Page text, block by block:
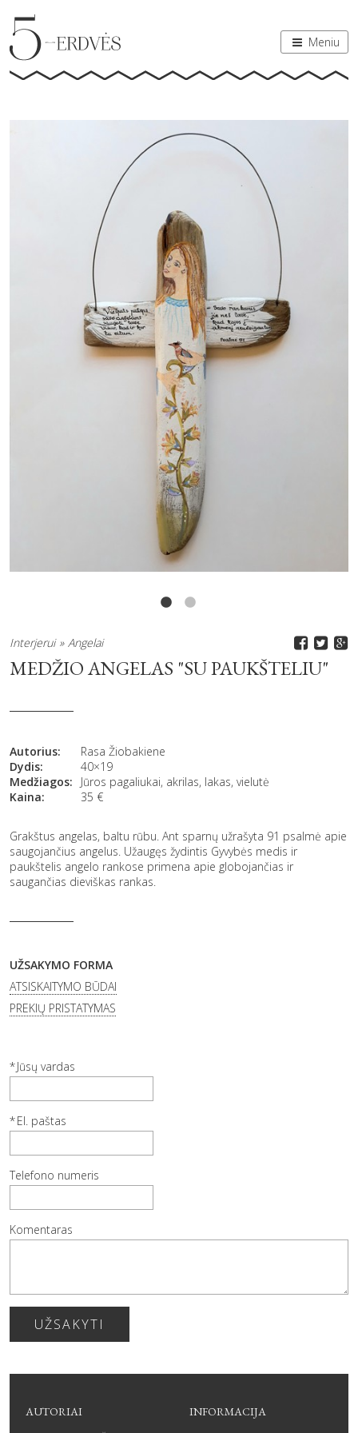
Meniu
Interjerui Angelai
MEDŽIO ANGELAS "SU PAUKŠTELIU"
Autorius:
Rasa Žiobakiene
Dydis:
40×19
Medžiagos:
Jūros pagaliukai, akrilas, lakas, vielutė
Kaina:
35 €
Grakštus angelas, baltu rūbu. Ant sparnų užrašyta 91 psalmė apie
saugojančius angelus. Užaugęs žydintis Gyvybės medis ir
paukštelis angelo rankose primena apie globojančias ir
saugančias dieviškas rankas.
UŽSAKYMO FORMA
ATSISKAITYMO BŪDAI
PREKIŲ PRISTATYMAS
Jūsų vardas
El. paštas
Telefono numeris
Komentaras
UŽSAKYTI
AUTORIAI INFORMACIJA